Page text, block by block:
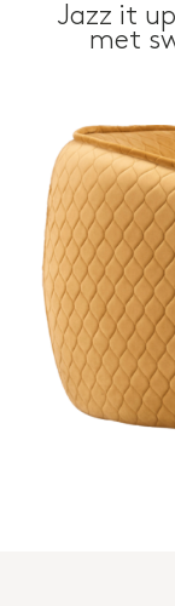
Jazz it
met